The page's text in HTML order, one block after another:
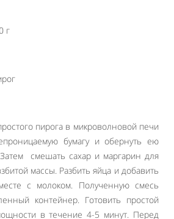
г
пирога в микроволновой печи
бумагу и обернуть ею
Затем смешать сахар и маргарин для
массы. Разбить яйца и добавить
с молоком. Полученную смесь
контейнер. Готовить простой
в течение 4-5 минут. Перед